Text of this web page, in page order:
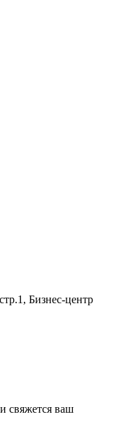
Бизнес-центр
свяжется ваш